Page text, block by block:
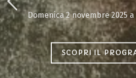
Domenica 2 novembre 2025
SCOPRI IL